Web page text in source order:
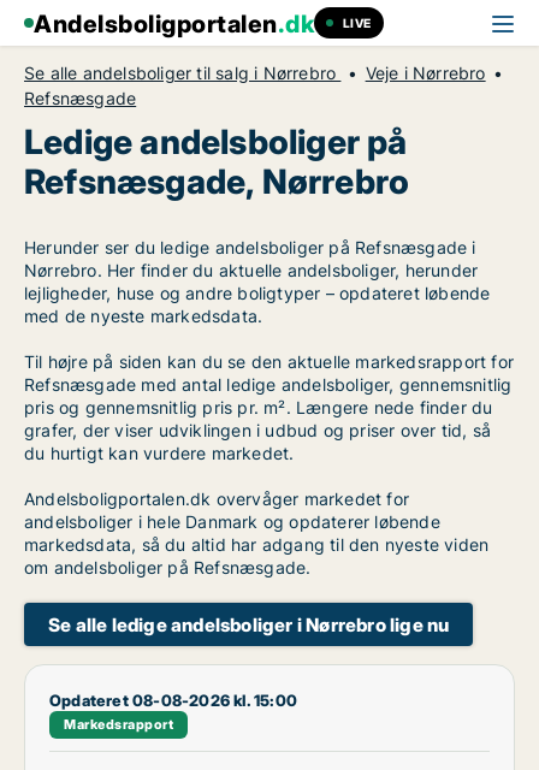
Andelsboligportalen.dk LIVE
Se alle andelsboliger til salg i Nørrebro
Veje i Nørrebro
Refsnæsgade
Ledige andelsboliger på
Refsnæsgade, Nørrebro
Herunder ser du ledige andelsboliger på Refsnæsgade i
Nørrebro. Her finder du aktuelle andelsboliger, herunder
lejligheder, huse og andre boligtyper – opdateret løbende
med de nyeste markedsdata.
Til højre på siden kan du se den aktuelle markedsrapport for
Refsnæsgade med antal ledige andelsboliger, gennemsnitlig
pris og gennemsnitlig pris pr. m². Længere nede finder du
grafer, der viser udviklingen i udbud og priser over tid, så
du hurtigt kan vurdere markedet.
Andelsboligportalen.dk overvåger markedet for
andelsboliger i hele Danmark og opdaterer løbende
markedsdata, så du altid har adgang til den nyeste viden
om andelsboliger på Refsnæsgade.
Se alle ledige andelsboliger i Nørrebro lige nu
Opdateret 08-08-2026 kl. 15:00
Markedsrapport